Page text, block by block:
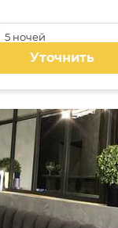
5 ночей
Уточнить